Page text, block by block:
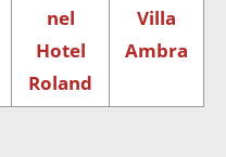
nel
Hotel
Roland
Villa
Ambra